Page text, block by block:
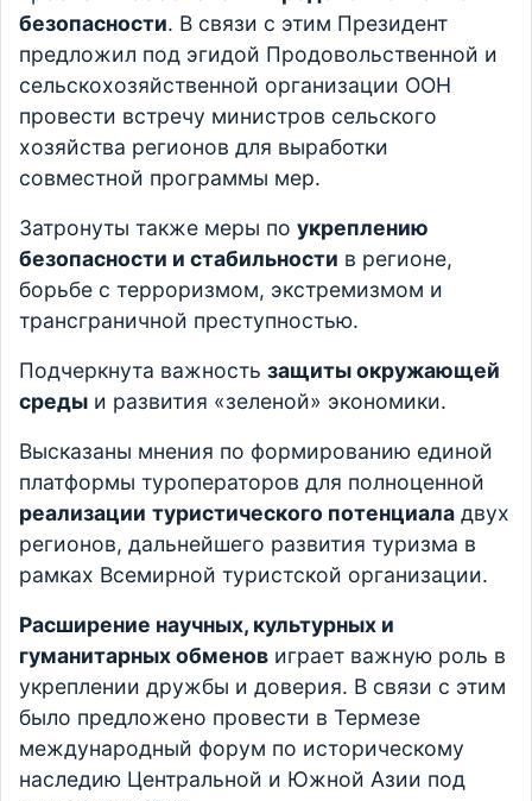
безопасности. В связи с этим Президент
предложил под эгидой Продовольственной и
сельскохозяйственной организации ООН
провести встречу министров сельского
хозяйства регионов для выработки
совместной программы мер.
Затронуты также меры по укреплению
безопасности и стабильности в регионе,
борьбе с терроризмом, экстремизмом и
трансграничной преступностью.
Подчеркнута важность защиты окружающей
среды и развития «зеленой» экономики.
Высказаны мнения по формированию единой
платформы туроператоров для полноценной
реализации туристического потенциала двух
регионов, дальнейшего развития туризма в
рамках Всемирной туристской организации.
Расширение научных, культурных и
гуманитарных обменов играет важную роль в
укреплении дружбы и доверия. В связи с этим
было предложено провести в Термезе
международный форум по историческому
наследию Центральной и Южной Азии под